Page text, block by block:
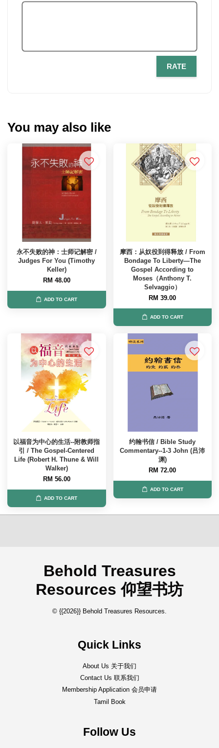
RATE
You may also like
永不失败的神：士师记解密 /
Judges For You (Timothy
Keller)
RM 48.00
ADD TO CART
摩西：从奴役到得释放 / From
Bondage To Liberty—The
Gospel According to
Moses（Anthony T.
Selvaggio）
RM 39.00
ADD TO CART
以福音为中心的生活--附教师指
引 / The Gospel-Centered
Life (Robert H. Thune & Will
Walker)
RM 56.00
ADD TO CART
约翰书信 / Bible Study
Commentary--1-3 John (吕沛
渊)
RM 72.00
ADD TO CART
Behold Treasures
Resources 仰望书坊
© {{2026}} Behold Treasures Resources.
Quick Links
About Us 关于我们
Contact Us 联系我们
Membership Application 会员申请
Tamil Book
Follow Us